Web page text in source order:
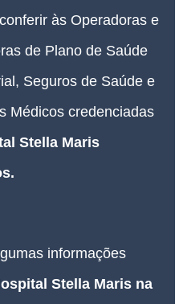
às Operadoras e
de Plano de Saúde
Seguros de Saúde e
Médicos credenciadas
Stella Maris
.
informações
Stella Maris na